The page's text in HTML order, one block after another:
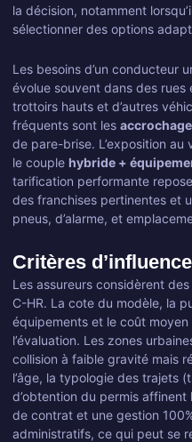
la décision, notamment
sélectionner des options
Les besoins d’un conducteur
évolue souvent dans des
trottoirs hauts et d’autres
fréquents sont les
de pare-brise. L’exposition au
le couple hybride +
tarification performante
des franchises pertinentes et
pneus, d’alarme, et
Critères
Les assureurs considèrent
C-HR. La cote du modèle, la
équipements et le coût
l’évaluation. Les zones
collision à faible gravité mais
l’âge, la typologie des trajets
d’obtention du permis
de contrat et une gestion
administratifs, ce qui peut se